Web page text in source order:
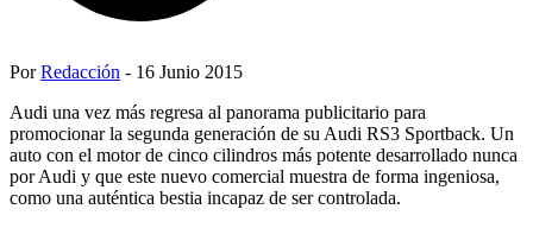
PorRedacción - 16 Junio 2015
Audi una vez más regresa al panorama publicitario para
promocionar la segunda generación de su Audi RS3 Sportback. Un
auto con el motor de cinco cilindros más potente desarrollado nunca
por Audi y que este nuevo comercial muestra de forma ingeniosa,
como una auténtica bestia incapaz de ser controlada.